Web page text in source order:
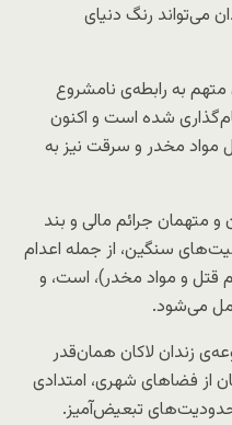
می‌تواند رنگ دنیای
به رابطه‌ی نامشروع
شده است و اکنون
مواد مخدر و سرقت نیز به
متهمان جرائم مالی و بند
سنگین، از جمله اعدام
قتل و مواد مخدر)، است، و
می‌شود.
زندان لاکان همان‌قدر
از فضاهای شهری، امتدادی
تبعیض‌آمیز.